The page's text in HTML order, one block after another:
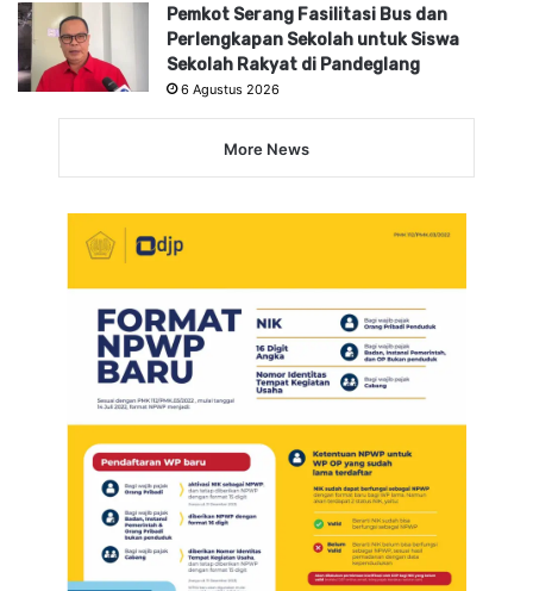
Pemkot Serang Fasilitasi Bus dan
Perlengkapan Sekolah untuk Siswa
Sekolah Rakyat di Pandeglang
6 Agustus 2026
More News